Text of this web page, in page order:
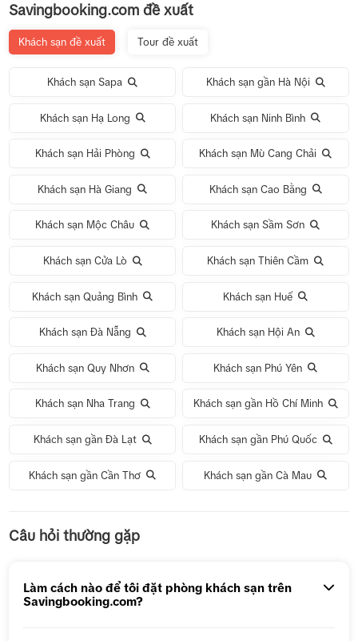
Savingbooking.com đề xuất
Khách sạn đề xuất Tour đề xuất
Khách sạn Sapa Khách sạn gần Hà Nội
Khách sạn Hạ Long Khách sạn Ninh Bình
Khách sạn Hải Phòng Khách sạn Mù Cang Chải
Khách sạn Hà Giang Khách sạn Cao Bằng
Khách sạn Mộc Châu Khách sạn Sầm Sơn
Khách sạn Cửa Lò Khách sạn Thiên Cầm
Khách sạn Quảng Bình Khách sạn Huế
Khách sạn Đà Nẵng Khách sạn Hội An
Khách sạn Quy Nhơn Khách sạn Phú Yên
Khách sạn Nha Trang Khách sạn gần Hồ Chí Minh
Khách sạn gần Đà Lạt Khách sạn gần Phú Quốc
Khách sạn gần Cần Thơ Khách sạn gần Cà Mau
Tour 5N4Đ Hà Nội – Bali – Hà Nội
Tour 1 ngày Động Thiên Đường
Câu hỏi thường gặp
Làm cách nào để tôi đặt phòng khách sạn trên
Savingbooking.com?